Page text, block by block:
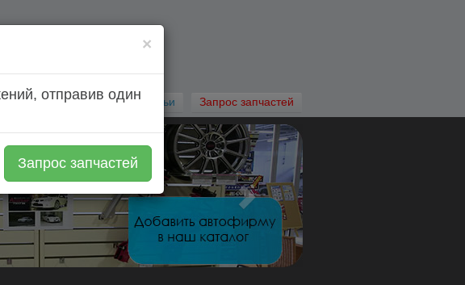
22
Авторазборки Автостатьи Запрос запчастей
×
отправив один
Запрос запчастей